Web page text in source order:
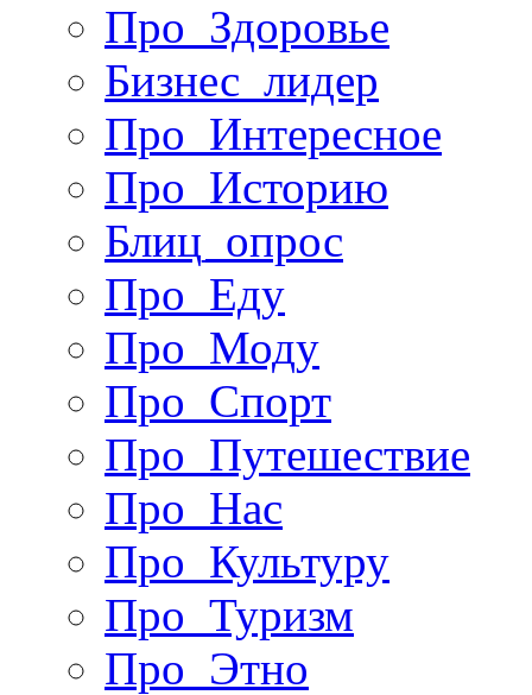
Про_Здоровье
Бизнес_лидер
Про_Интересное
Про_Историю
Блиц_опрос
Про_Еду
Про_Моду
Про_Спорт
Про_Путешествие
Про_Нас
Про_Культуру
Про_Туризм
Про_Этно